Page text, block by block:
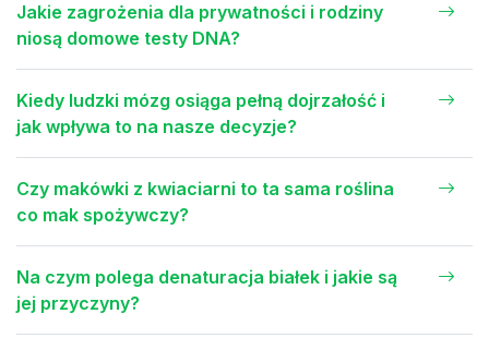
Jakie zagrożenia dla prywatności i rodziny
niosą domowe testy DNA?
Kiedy ludzki mózg osiąga pełną dojrzałość i
jak wpływa to na nasze decyzje?
Czy makówki z kwiaciarni to ta sama roślina
co mak spożywczy?
Na czym polega denaturacja białek i jakie są
jej przyczyny?